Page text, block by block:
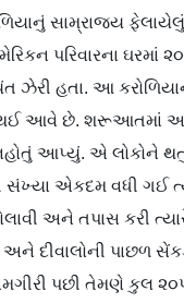
સામ્રાજ્ય
પરિવારના ઘરમાં
ઝેરી હતા. આ
આવે છે. શરૂઆતમાં આ
આપ્યું. એ લોકોને
સંખ્યા એકદમ વધી ગઈ
અને તપાસ કરી
દીવાલોની પાછળ
પછી તેમણે કુલ